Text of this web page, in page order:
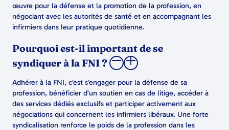
œuvre pour la défense et la promotion de la profession, en
négociant avec les autorités de santé et en accompagnant les
infirmiers dans leur pratique quotidienne.
Pourquoi est-il important de se
syndiquer à la FNI ?
Adhérer à la FNI, c’est s’engager pour la défense de sa
profession, bénéficier d’un soutien en cas de litige, accéder à
des services dédiés exclusifs et participer activement aux
négociations qui concernent les infirmiers libéraux. Une forte
syndicalisation renforce le poids de la profession dans les